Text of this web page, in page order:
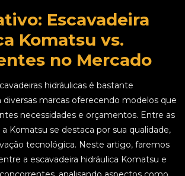
Escavadeira
Komatsu vs.
no Mercado
hidráulicas é bastante
marcas oferecendo modelos que
necessidades e orçamentos. Entre as
a Komatsu se destaca por sua qualidade,
tecnológica. Neste artigo, faremos
a escavadeira hidráulica Komatsu e